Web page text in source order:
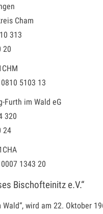
Cham
313
20
5103 13
Furth im Wald eG
320
24
1343 20
Bischofteinitz e.V.“
wird am 22. Oktober